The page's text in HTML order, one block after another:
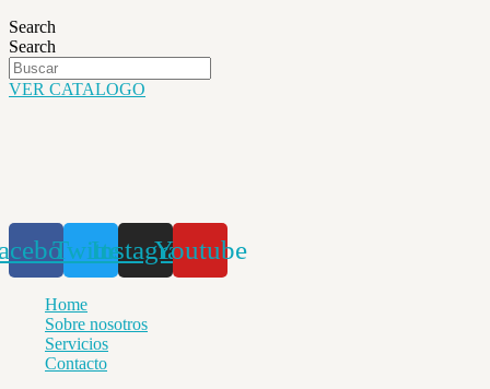
Search
Search
VER CATALOGO
TwitterInstagramYoutube
Home
Sobre nosotros
Servicios
Contacto